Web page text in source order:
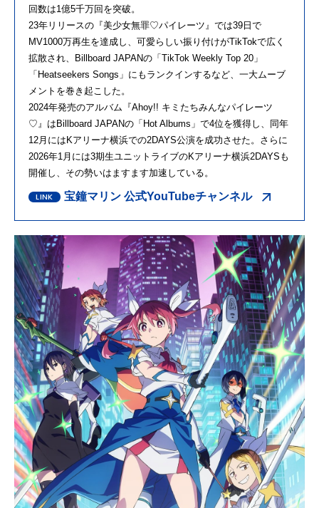
回数は1億5千万回を突破。
23年リリースの『美少女無罪♡パイレーツ』では39日で
MV1000万再生を達成し、可愛らしい振り付けがTikTokで広く
拡散され、Billboard JAPANの「TikTok Weekly Top 20」
「Heatseekers Songs」にもランクインするなど、一大ムーブ
メントを巻き起こした。
2024年発売のアルバム『Ahoy!! キミたちみんなパイレーツ
♡』はBillboard JAPANの「Hot Albums」で4位を獲得し、同年
12月にはKアリーナ横浜での2DAYS公演を成功させた。さらに
2026年1月には3期生ユニットライブのKアリーナ横浜2DAYSも
開催し、その勢いはますます加速している。
宝鐘マリン 公式YouTubeチャンネル